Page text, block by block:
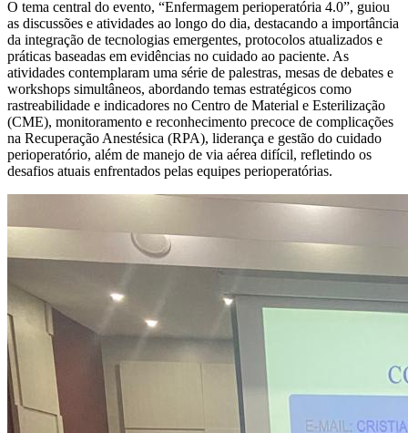
O tema central do evento, “Enfermagem perioperatória 4.0”, guiou
as discussões e atividades ao longo do dia, destacando a importância
da integração de tecnologias emergentes, protocolos atualizados e
práticas baseadas em evidências no cuidado ao paciente. As
atividades contemplaram uma série de palestras, mesas de debates e
workshops simultâneos, abordando temas estratégicos como
rastreabilidade e indicadores no Centro de Material e Esterilização
(CME), monitoramento e reconhecimento precoce de complicações
na Recuperação Anestésica (RPA), liderança e gestão do cuidado
perioperatório, além de manejo de via aérea difícil, refletindo os
desafios atuais enfrentados pelas equipes perioperatórias.